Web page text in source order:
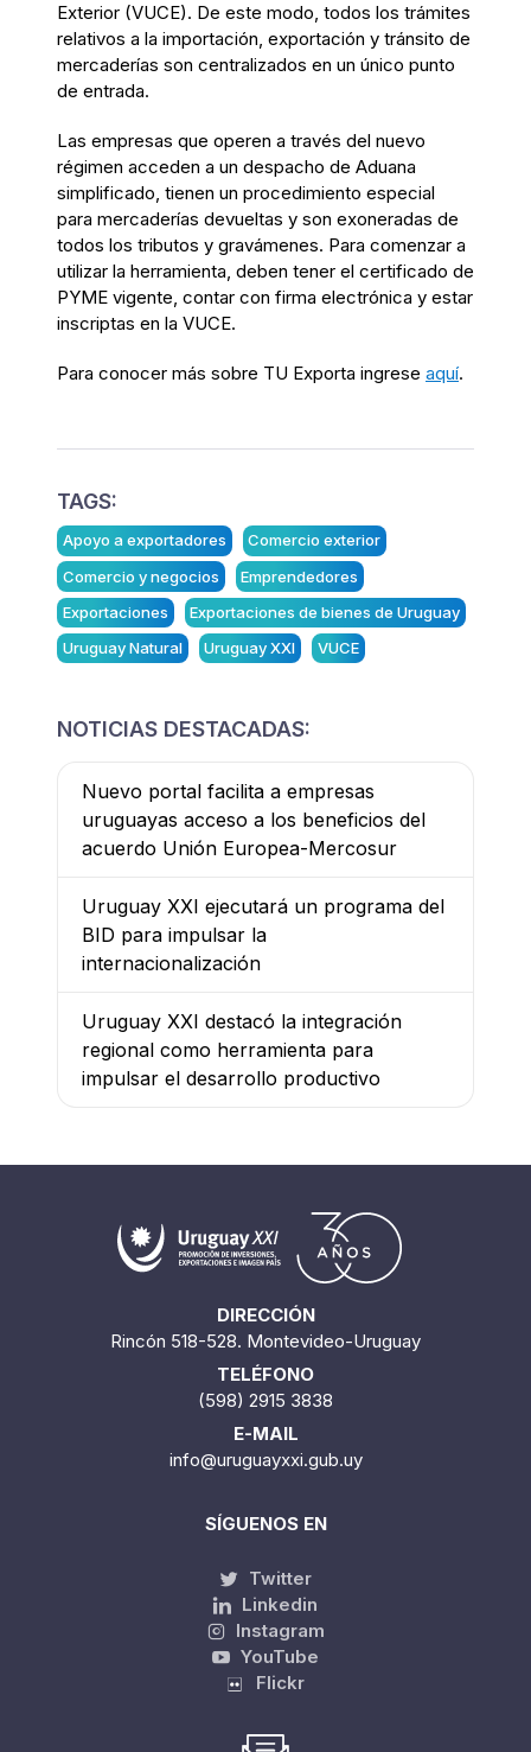
Exterior (VUCE). De este modo, todos los trámites
relativos a la importación, exportación y tránsito de
mercaderías son centralizados en un único punto
de entrada.
Las empresas que operen a través del nuevo
régimen acceden a un despacho de Aduana
simplificado, tienen un procedimiento especial
para mercaderías devueltas y son exoneradas de
todos los tributos y gravámenes. Para comenzar a
utilizar la herramienta, deben tener el certificado de
PYME vigente, contar con firma electrónica y estar
inscriptas en la VUCE.
Para conocer más sobre TU Exporta ingrese aquí.
TAGS:
Apoyo a exportadores
Comercio exterior
Comercio y negocios
Emprendedores
Exportaciones
Exportaciones de bienes de Uruguay
Uruguay Natural
Uruguay XXI VUCE
NOTICIAS DESTACADAS:
Nuevo portal facilita a empresas
uruguayas acceso a los beneficios del
acuerdo Unión Europea-Mercosur
Uruguay XXI ejecutará un programa del
BID para impulsar la
internacionalización
Uruguay XXI destacó la integración
regional como herramienta para
impulsar el desarrollo productivo
DIRECCIÓN
Rincón 518-528. Montevideo-Uruguay
TELÉFONO
(598) 2915 3838
E-MAIL
info@uruguayxxi.gub.uy
SÍGUENOS EN
Twitter
Linkedin
Instagram
YouTube
Flickr